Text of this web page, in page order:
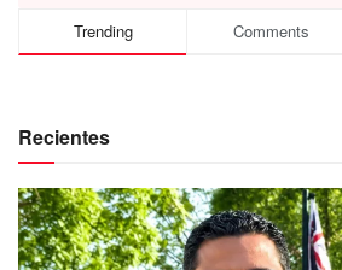
Trending Comments
Recientes